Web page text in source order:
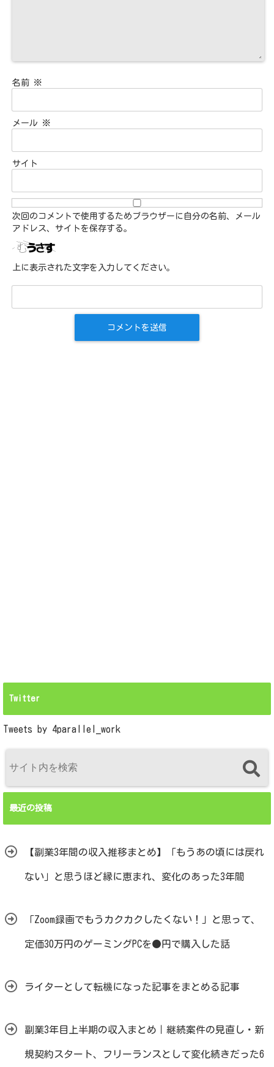
名前 ※
メール ※
サイト
次回のコメントで使用するためブラウザーに自分の名前、メール
アドレス、サイトを保存する。
上に表示された文字を入力してください。
Twitter
Tweets by 4parallel_work
最近の投稿
【副業3年間の収入推移まとめ】「もうあの頃には戻れ
ない」と思うほど縁に恵まれ、変化のあった3年間
「Zoom録画でもうカクカクしたくない！」と思って、
定価30万円のゲーミングPCを●円で購入した話
ライターとして転機になった記事をまとめる記事
副業3年目上半期の収入まとめ｜継続案件の見直し・新
規契約スタート、フリーランスとして変化続きだった6